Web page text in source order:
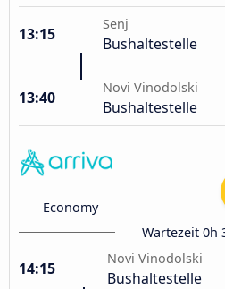
13:15
Senj
Bushaltestelle
13:40
Novi Vinodolski
Bushaltestelle
Economy
Wartezeit 0h
14:15
Novi Vinodolski
Bushaltestelle